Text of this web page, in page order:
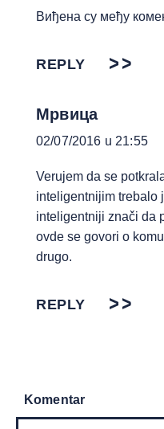
Виђена су међу
REPLY
Мрвица
02/07/2016 u 21:55
Verujem da se
inteligentnijim trebalo
inteligentniji znači da
ovde se govori o
drugo.
REPLY
Komentar